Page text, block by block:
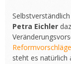
Petra Eichler
steht es natürlich